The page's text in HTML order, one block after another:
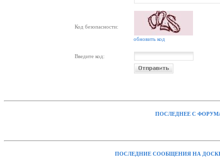
Код безопасности:
обновить код
Введите код:
ПОСЛЕДНЕЕ С
ПОСЛЕДНИЕ СООБЩЕНИЯ НА